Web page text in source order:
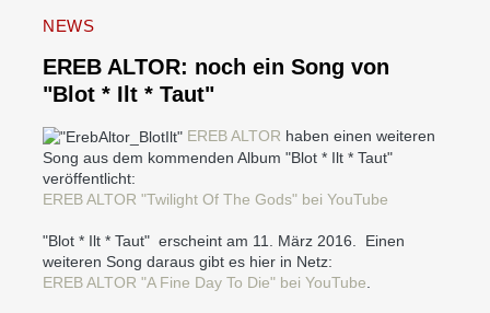
NEWS
EREB ALTOR: noch ein Song von
"Blot * Ilt * Taut"
EREB ALTOR haben einen weiteren
Song aus dem kommenden Album "Blot * Ilt * Taut"
veröffentlicht:
EREB ALTOR "Twilight Of The Gods" bei YouTube
"Blot * Ilt * Taut" erscheint am 11. März 2016. Einen
weiteren Song daraus gibt es hier in Netz:
EREB ALTOR "A Fine Day To Die" bei YouTube